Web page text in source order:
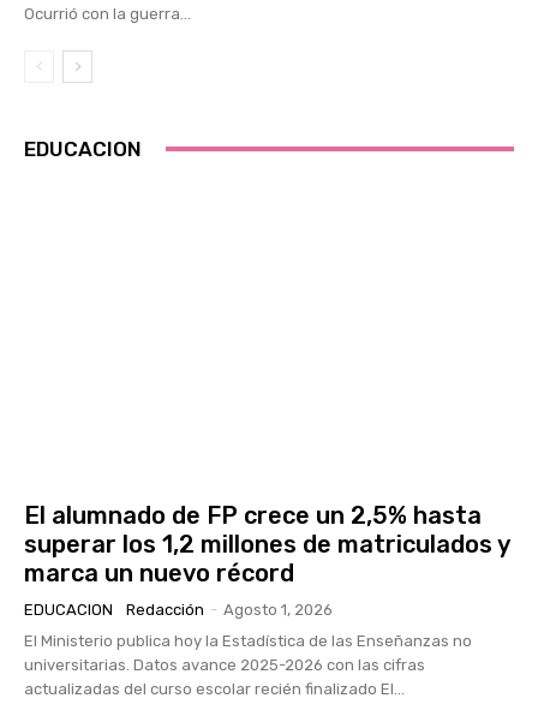
Ocurrió con la guerra...
EDUCACION
El alumnado de FP crece un 2,5% hasta
superar los 1,2 millones de matriculados y
marca un nuevo récord
EDUCACION Redacción - Agosto 1, 2026
El Ministerio publica hoy la Estadística de las Enseñanzas no
universitarias. Datos avance 2025-2026 con las cifras
actualizadas del curso escolar recién finalizado El...